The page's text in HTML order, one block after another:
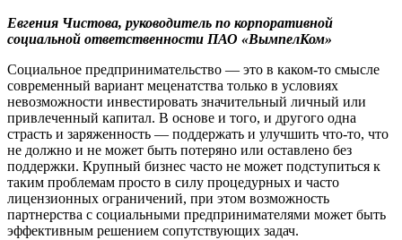
Евгения Чистова, руководитель по корпоративной
социальной ответственности ПАО «ВымпелКом»
Социальное предпринимательство — это в каком-то смысле
современный вариант меценатства только в условиях
невозможности инвестировать значительный личный или
привлеченный капитал. В основе и того, и другого одна
страсть и заряженность — поддержать и улучшить что-то, что
не должно и не может быть потеряно или оставлено без
поддержки. Крупный бизнес часто не может подступиться к
таким проблемам просто в силу процедурных и часто
лицензионных ограничений, при этом возможность
партнерства с социальными предпринимателями может быть
эффективным решением сопутствующих задач.